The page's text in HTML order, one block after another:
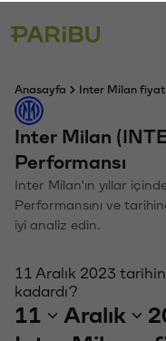
Anasayfa Inter Milan fiyatı
Inter Milan
Performansı
Inter Milan'ın yıllar
Performansını ve
iyi analiz edin.
11 Aralık 2023
kadardı?
11 Aralık